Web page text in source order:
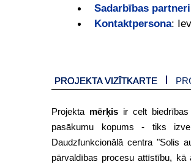
Sadarbības
Kontaktpersona:
PROJEKTA VIZĪTKARTE
Projekta mērķisir celt biedrības
pasākumu kopums - tiks
Daudzfunkcionālā centra "Solis
pārvaldības procesu attīstību,